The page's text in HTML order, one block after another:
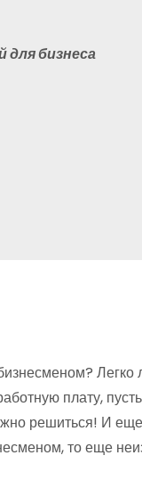
для бизнеса
Легко
плату,
решиться! И
то еще